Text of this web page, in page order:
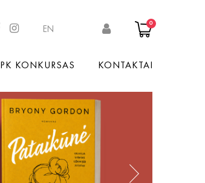
EN
0
PK KONKURSAS KONTAKTAI